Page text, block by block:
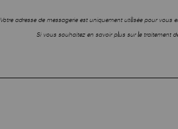
Votre adresse de messagerie est uniquement utilisée pour
Si vous souhaitez en savoir plus sur le traitement